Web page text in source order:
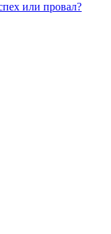
или провал?